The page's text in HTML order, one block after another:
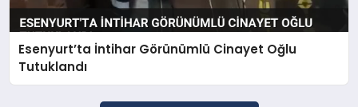
SAĞLIK
Esenyurt’ta İntihar Görünümlü Cinayet Oğlu
Tutuklandı